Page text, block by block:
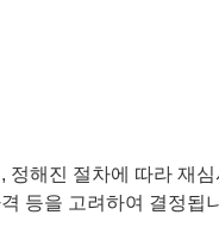
해진 절차에 따라 재
등을 고려하여 결정